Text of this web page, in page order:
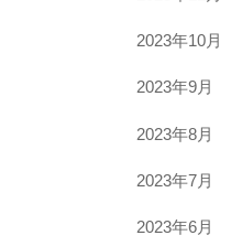
2023年10月
2023年9月
2023年8月
2023年7月
2023年6月